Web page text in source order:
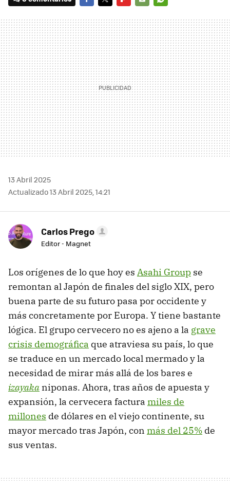
MAIL
13 Abril 2025
Actualizado 13 Abril 2025, 14:21
Carlos Prego
Editor - Magnet
Los orígenes de lo que hoy es Asahi Group se
remontan al Japón de finales del siglo XIX, pero
buena parte de su futuro pasa por occidente y
más concretamente por Europa. Y tiene bastante
lógica. El grupo cervecero no es ajeno a la grave
crisis demográfica que atraviesa su país, lo que
se traduce en un mercado local mermado y la
necesidad de mirar más allá de los bares e
izayaka niponas. Ahora, tras años de apuesta y
expansión, la cervecera factura miles de
millones de dólares en el viejo continente, su
mayor mercado tras Japón, con más del 25% de
sus ventas.